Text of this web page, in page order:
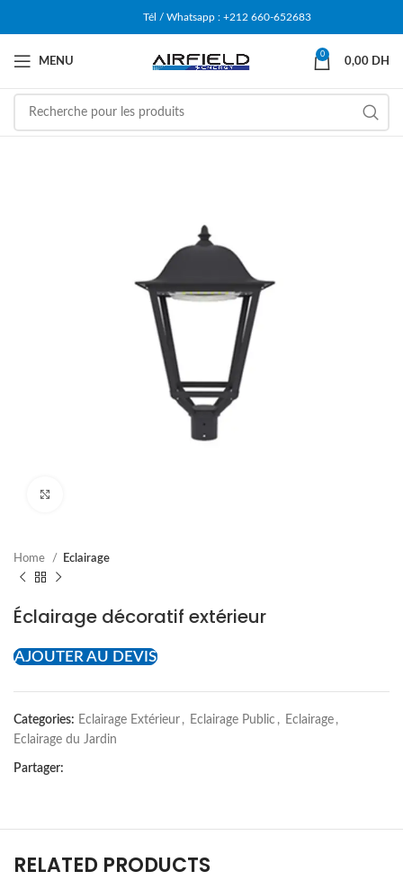
Tél / Whatsapp : +212 660-652683
MENU
0
0,00 DH
Home Eclairage
Éclairage décoratif extérieur
AJOUTER AU DEVIS
Categories: Eclairage Extérieur , Eclairage Public , Eclairage ,
Eclairage du Jardin
Partager:
RELATED PRODUCTS